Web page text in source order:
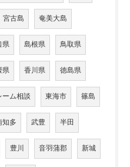
宮古島 奄美大島
県 島根県 鳥取県
県 香川県 徳島県
ーム相談 東海市 篠島
知多 武豊 半田
豊川 音羽蒲郡 新城